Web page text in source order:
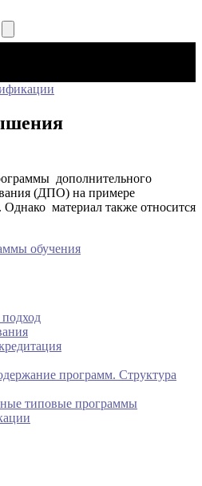
дополнительного
(ДПО) на примере
материал также относится
программ. Структура
типовые программы